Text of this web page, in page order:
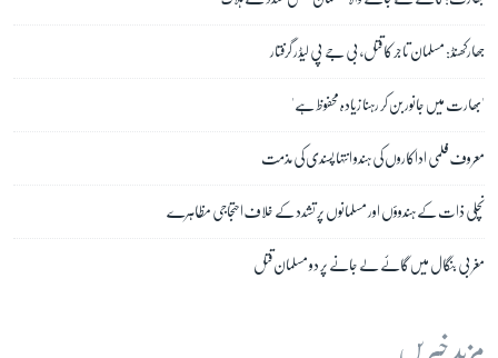
جھارکھنڈ: مسلمان تاجر کا قتل، بی جے پی لیڈر گرفتار
'بھارت میں جانور بن کر رہنا زیادہ محفوظ ہے'
معروف فلمی اداکاروں کی ہندو انتہا پسندی کی مذمت
نچلی ذات کے ہندوؤں اور مسلمانوں پر تشدد کے خلاف احتجاجی مظاہرے
مغربی بنگال میں گائے لے جانے پر دو مسلمان قتل
مزید خبریں